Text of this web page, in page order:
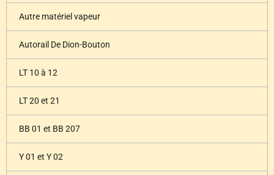
Autre matériel vapeur
Autorail De Dion-Bouton
LT 10 à 12
LT 20 et 21
BB 01 et BB 207
Y 01 et Y 02